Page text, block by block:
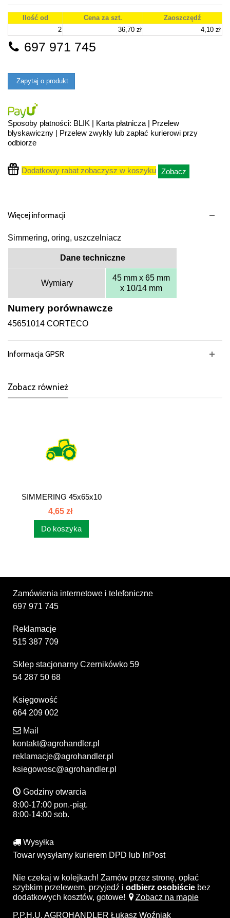
Ilość od Cena za szt.
Zaoszczędź
2
36,70 zł 4,10 zł
697 971 745
Zapytaj o produkt
Sposoby płatności: BLIK | Karta płatnicza | Przelew
błyskawiczny | Przelew zwykły lub zapłać kurierowi przy
odbiorze
Dodatkowy rabat zobaczysz w koszyku Zobacz
Więcej informacji
Simmering, oring, uszczelniacz
Dane techniczne
Wymiary
45 mm x 65 mm
x 10/14 mm
Numery porównawcze
45651014 CORTECO
Informacja GPSR
Zobacz również
SIMMERING 45x65x10
456510
4,65 zł
Do koszyka
Zamówienia internetowe i telefoniczne
697 971 745
Reklamacje
515 387 709
Sklep stacjonarny Czernikówko 59
54 287 50 68
Księgowość
664 209 002
Mail
kontakt@agrohandler.pl
reklamacje@agrohandler.pl
ksiegowosc@agrohandler.pl
Godziny otwarcia
8:00-17:00 pon.-piąt.
8:00-14:00 sob.
Wysyłka
Towar wysyłamy kurierem DPD lub InPost
Nie czekaj w kolejkach! Zamów przez stronę, opłać
szybkim przelewem, przyjedź i odbierz osobiście bez
dodatkowych kosztów, gotowe!
Zobacz na mapie
P.P.H.U. AGROHANDLER Łukasz Woźniak